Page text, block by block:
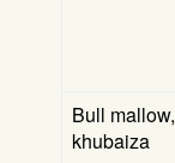
Bull mallow,
khubaiza